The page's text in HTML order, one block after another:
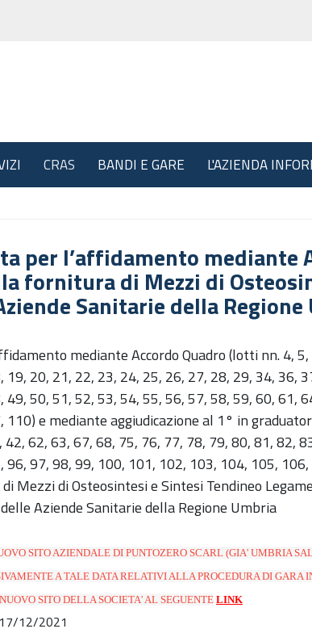
CRAS BANDI E GARE L'AZIENDA
per l’affidamento mediante
fornitura di Mezzi di
Sanitarie della
mediante Accordo Quadro (lotti nn. 4,
19, 20, 21, 22, 23, 24, 25, 26, 27, 28, 29, 34, 36,
49, 50, 51, 52, 53, 54, 55, 56, 57, 58, 59, 60, 61,
110) e mediante aggiudicazione al 1° in
62, 63, 67, 68, 75, 76, 77, 78, 79, 80, 81, 82,
96, 97, 98, 99, 100, 101, 102, 103, 104, 105,
Mezzi di Osteosintesi e Sintesi Tendineo
Aziende Sanitarie della Regione Umbria
SITO AZIENDALE DI PUNTOZERO SCARL (GIA' UMBRIA
A TALE DATA RELATIVI ALLA PROCEDURA DI GARA
SITO DELLA SOCIETA' AL SEGUENTELINK
17/12/2021